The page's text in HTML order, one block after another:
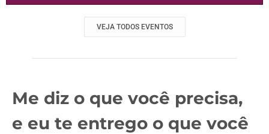
VEJA TODOS EVENTOS
Me diz o que você precisa,
e eu te entrego o que você